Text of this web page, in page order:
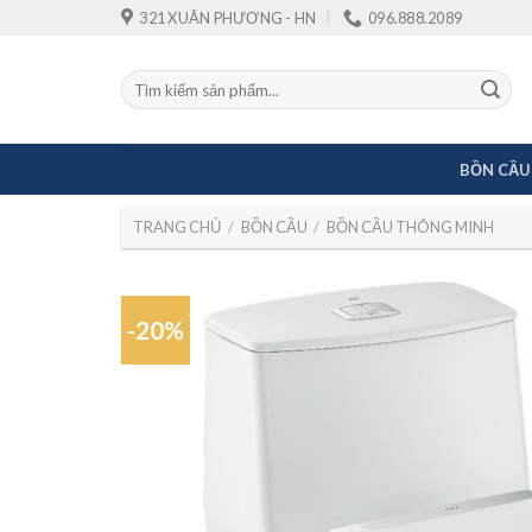
321 XUÂN PHƯƠNG - HN 096.888.2089
Tìm
kiếm:
BỒN CẦU
TRANG CHỦ / BỒN CẦU / BỒN CẦU THÔNG MINH
-20%